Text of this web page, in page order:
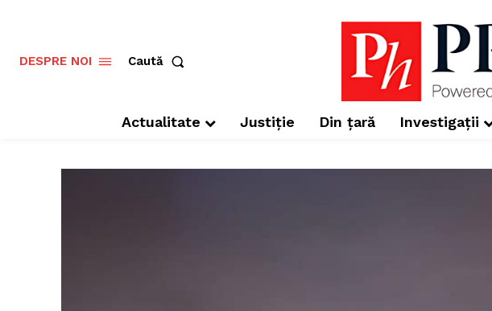
DESPRE NOI Caută
Actualitate Justiție Din țară Investigații